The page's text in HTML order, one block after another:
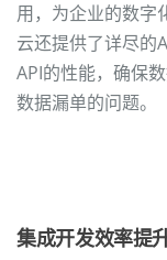
用，为企业的数字
云还提供了详尽的
API的性能，确保
数据漏单的问题。
集成开发效率提